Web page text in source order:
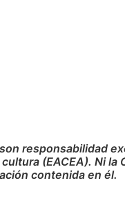
responsabilidad
(EACEA). Ni la
contenida en él.